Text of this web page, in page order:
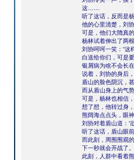
这……
听了这话，反而是
他的心里清楚，刘
可是，他们大隋真
杨林试着伸出了两
刘协呵呵一笑：“这
白送给你们，可是
银屑病为啥不会长
说着，刘协的身后
盾山的脸色阴沉，
而从盾山身上的气
可是，杨林也相信
想了想，他转过身
熊阔海点点头，眼
刘协对着盾山道：“
听了这话，盾山眼
而此刻，周围围观
下一秒就会开战了。
此刻，人群中看着